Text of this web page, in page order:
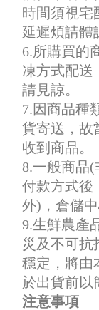
時間須視宅
延遲煩請體
6.所購買的
凍方式配送
請見諒。
7.因商品種
貨寄送，故
收到商品。
8.一般商品
付款方式後
外)，倉儲
9.生鮮農產
災及不可抗
穩定，將由
於出貨前以
注意事項